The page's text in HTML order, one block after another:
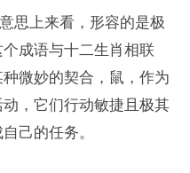
思上来看，形容的是极
成语与十二生肖相联
微妙的契合，鼠，作为
，它们行动敏捷且极其
己的任务。